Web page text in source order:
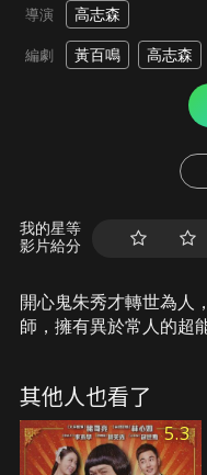
導演 高志森
編劇 黃百鳴 高志森
我的星等
影片給分
開心鬼朱秀才轉世為人
師，擁有異於常人的超
令他一見鍾情，在暑假
溫馨的事件接踵而來，
到的轉變。
其他人也看了
5.3